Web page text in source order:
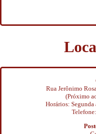
Rua Jerônimo
(Próximo
Horários: